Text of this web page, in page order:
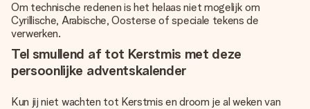
Om technische redenen is het helaas niet mogelijk om
Cyrillische, Arabische, Oosterse of speciale tekens de
verwerken.
Tel smullend af tot Kerstmis met deze
persoonlijke adventskalender
Kun jij niet wachten tot Kerstmis en droom je al weken van